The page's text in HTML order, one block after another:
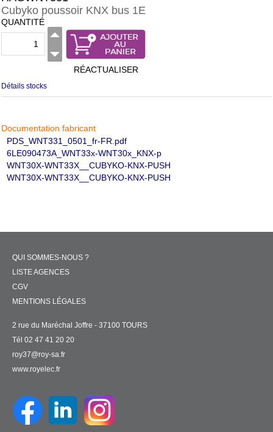
Cubyko poussoir KNX bus 1E
QUANTITÉ
RÉACTUALISER
Détails stocks
Documentation fabricant
PDS_WNT331_0501_fr-FR.pdf
6LE090473A_WNT33x-WNT30x_KNX-p
WNT30X-WNT33X__CUBYKO-KNX-PUSH
WNT30X-WNT33X__CUBYKO-KNX-PUSH
QUI SOMMES-NOUS ?
LISTE AGENCES
CGV
MENTIONS LÉGALES
2 rue du Maréchal Joffre - 37100 TOURS
Tél 02 47 41 20 20
roy37@roy-sa.fr
www.royelec.fr